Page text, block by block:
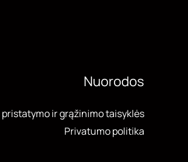
Nuorodos
pristatymo ir grąžinimo taisyklės
Privatumo politika